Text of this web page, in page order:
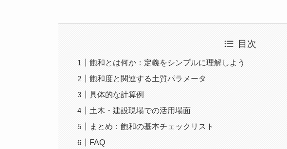
目次
飽和とは何か：定義をシンプルに理解しよう
飽和度と関連する土質パラメータ
具体的な計算例
土木・建設現場での活用場面
まとめ：飽和の基本チェックリスト
FAQ